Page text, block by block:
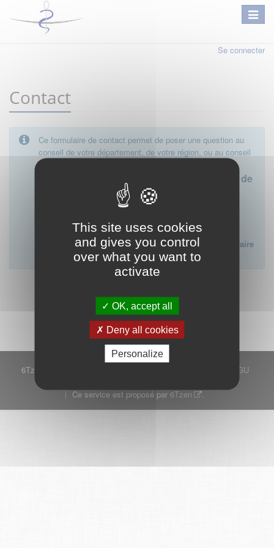
This site uses cookies
and gives you control
over what you want to
activate
OK, accept all
Deny all cookies
Personalize
Se connecter
Contact
Ce formulaire de contact permet de poser une question au
conseil de votre département, de votre région, ou au conseil
national.
Le conseil départemental est l'interlocuteur de
proximité à privilégier.
plainte ou formuler des doléances à l'égard d'un médecin
Lien vers la FAQ du CNOM sur la procédure disciplinaire
FAQ procédure disciplinaire
Démarrer
6Tzen ©2015 - Tous droits réservés
CGU
Ce service est proposé par6Tzen .